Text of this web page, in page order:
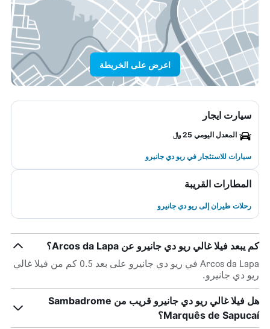
اعرض على الخريطة
سيارت ايجار
المعدل اليومي 25 ﷼
سيارات للاستئجار في ريو دي جانيرو
المطارات القريبة
رحلات طيران إلى ريو دي جانيرو
كم يبعد فيلا غالي ريو دي جانيرو عن Arcos da Lapa؟
Arcos da Lapa في ريو دي جانيرو على بعد 0.5 كم من فيلا غالي
ريو دي جانيرو.
هل فيلا غالي ريو دي جانيرو قريب من Sambadrome
Marquês de Sapucaí؟